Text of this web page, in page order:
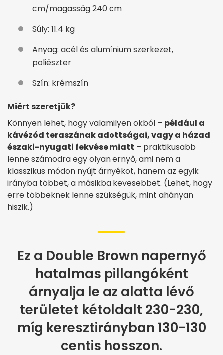
cm/magasság 240 cm
Súly: 11.4 kg
Anyag: acél és alumínium szerkezet,
poliészter
Szín: krémszín
Miért szeretjük?
Könnyen lehet, hogy valamilyen okból – például a
kávézód teraszának adottságai, vagy a házad
északi-nyugati fekvése miatt – praktikusabb
lenne számodra egy olyan ernyő, ami nem a
klasszikus módon nyújt árnyékot, hanem az egyik
irányba többet, a másikba kevesebbet. (Lehet, hogy
erre többeknek lenne szükségük, mint ahányan
hiszik.)
Ez a Double Brown napernyő
hatalmas pillangóként
árnyalja le az alatta lévő
területet kétoldalt 230-230,
míg keresztirányban 130-130
centis hosszon.